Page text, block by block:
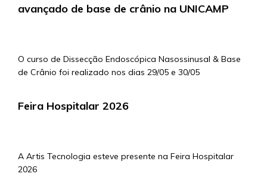
avançado de base de crânio na UNICAMP
O curso de Dissecção Endoscópica Nasossinusal & Base
de Crânio foi realizado nos dias 29/05 e 30/05
Feira Hospitalar 2026
A Artis Tecnologia esteve presente na Feira Hospitalar
2026